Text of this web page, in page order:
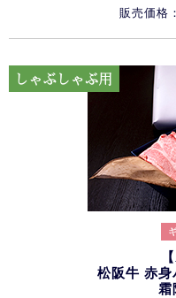
販売価格
松阪牛 赤身
霜